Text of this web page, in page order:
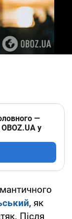
—
у
, як
Після